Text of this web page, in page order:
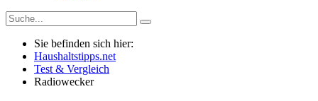
Sie befinden sich hier:
Haushaltstipps.net
Test & Vergleich
Radiowecker